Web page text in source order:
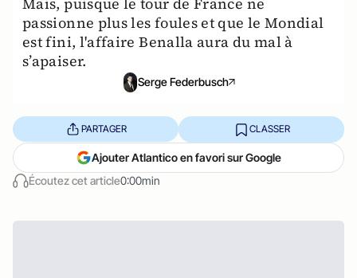
passionne plus les foules et que le Mondial
est fini, l'affaire Benalla aura du mal à
s’apaiser.
Serge Federbusch
Écoutez cet article0:00min
PARTAGER CLASSER
Ajouter Atlantico en favori sur Google